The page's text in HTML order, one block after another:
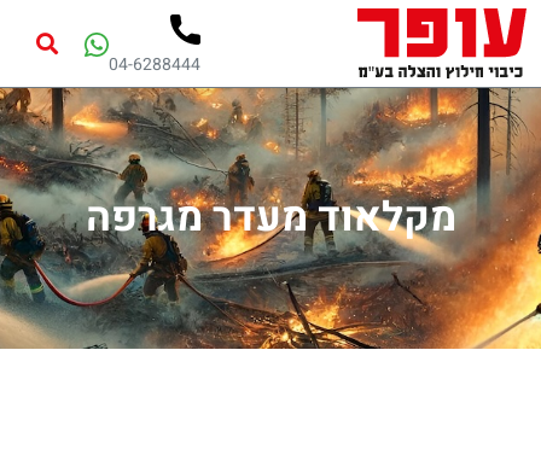
04-6288444
מקלאוד מעדר מגרפה